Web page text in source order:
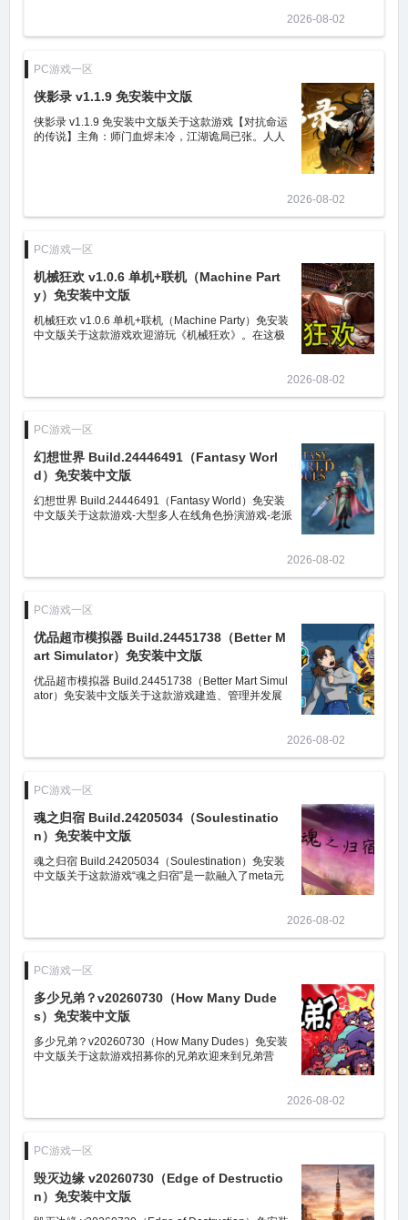
2026-08-02
PC游戏一区
侠影录 v1.1.9 免安装中文版
侠影录 v1.1.9 免安装中文版关于这款游戏【对抗命运
的传说】主角：师门血烬未冷，江湖诡局已张。人人
2026-08-02
PC游戏一区
机械狂欢 v1.0.6 单机+联机（Machine Part
y）免安装中文版
机械狂欢 v1.0.6 单机+联机（Machine Party）免安装
中文版关于这款游戏欢迎游玩《机械狂欢》。在这极
2026-08-02
PC游戏一区
幻想世界 Build.24446491（Fantasy Worl
d）免安装中文版
幻想世界 Build.24446491（Fantasy World）免安装
中文版关于这款游戏-大型多人在线角色扮演游戏-老派
2026-08-02
PC游戏一区
优品超市模拟器 Build.24451738（Better M
art Simulator）免安装中文版
优品超市模拟器 Build.24451738（Better Mart Simul
ator）免安装中文版关于这款游戏建造、管理并发展
2026-08-02
PC游戏一区
魂之归宿 Build.24205034（Soulestinatio
n）免安装中文版
魂之归宿 Build.24205034（Soulestination）免安装
中文版关于这款游戏“魂之归宿”是一款融入了meta元
2026-08-02
PC游戏一区
多少兄弟？v20260730（How Many Dude
s）免安装中文版
多少兄弟？v20260730（How Many Dudes）免安装
中文版关于这款游戏招募你的兄弟欢迎来到兄弟营
2026-08-02
PC游戏一区
毁灭边缘 v20260730（Edge of Destructio
n）免安装中文版